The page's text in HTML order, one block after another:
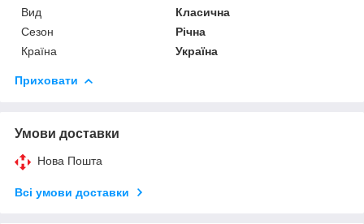
Вид
Класична
Сезон
Річна
Країна
Україна
Приховати
Умови доставки
Нова Пошта
Всі умови доставки